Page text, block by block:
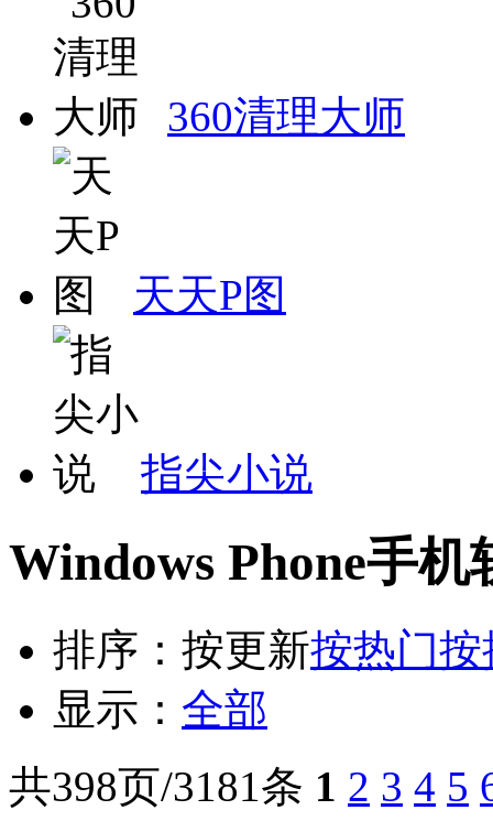
360清理大师
天天P图
指尖小说
Windows Phone手机
排序： 按更新按热门按
显示： 全部
共398页/3181条 1 2 3 4 5